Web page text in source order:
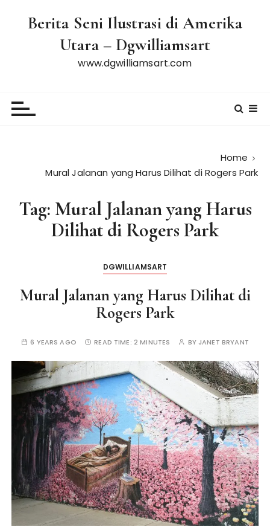
Berita Seni Ilustrasi di Amerika
Utara – Dgwilliamsart
www.dgwilliamsart.com
Home
Mural Jalanan yang Harus Dilihat di Rogers Park
Tag: Mural Jalanan yang Harus
Dilihat di Rogers Park
DGWILLIAMSART
Mural Jalanan yang Harus Dilihat di
Rogers Park
6 YEARS AGO READ TIME: 2 MINUTES BY JANET BRYANT